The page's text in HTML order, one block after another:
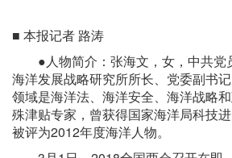
■ 本报记者 路涛
●人物简介：张海文，女，中共党
海洋发展战略研究所所长、党委副书
领域是海洋法、海洋安全、海洋战略
殊津贴专家，曾获得国家海洋局科技
被评为2012年度海洋人物。